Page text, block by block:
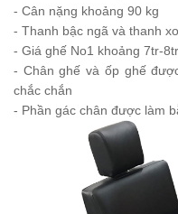
- Cân nặng khoảng 90 kg
- Thanh bậc ngã và thanh
- Giá ghế No1 khoảng 7tr-8tr
- Chân ghế và ốp ghế
chắc chắn
- Phần gác chân được làm